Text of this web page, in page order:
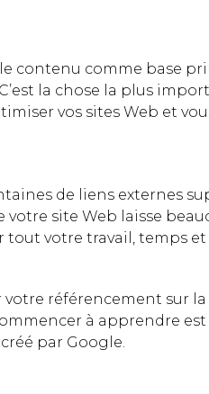
contenu comme base
la chose la plus
vos sites Web et
de liens externes
votre site Web laisse
tout votre travail, temps et
référencement sur la
à apprendre est
créé par Google.